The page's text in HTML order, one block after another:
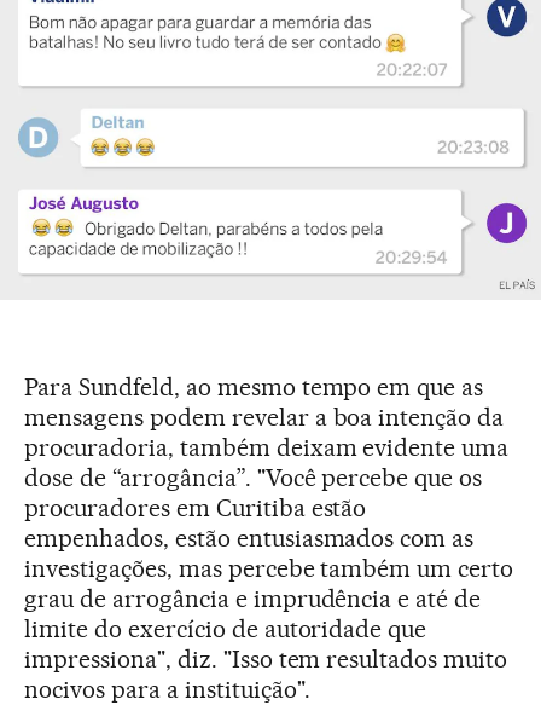
Para Sundfeld, ao mesmo tempo em que as
mensagens podem revelar a boa intenção da
procuradoria, também deixam evidente uma
dose de “arrogância”. "Você percebe que os
procuradores em Curitiba estão
empenhados, estão entusiasmados com as
investigações, mas percebe também um certo
grau de arrogância e imprudência e até de
limite do exercício de autoridade que
impressiona", diz. "Isso tem resultados muito
nocivos para a instituição".